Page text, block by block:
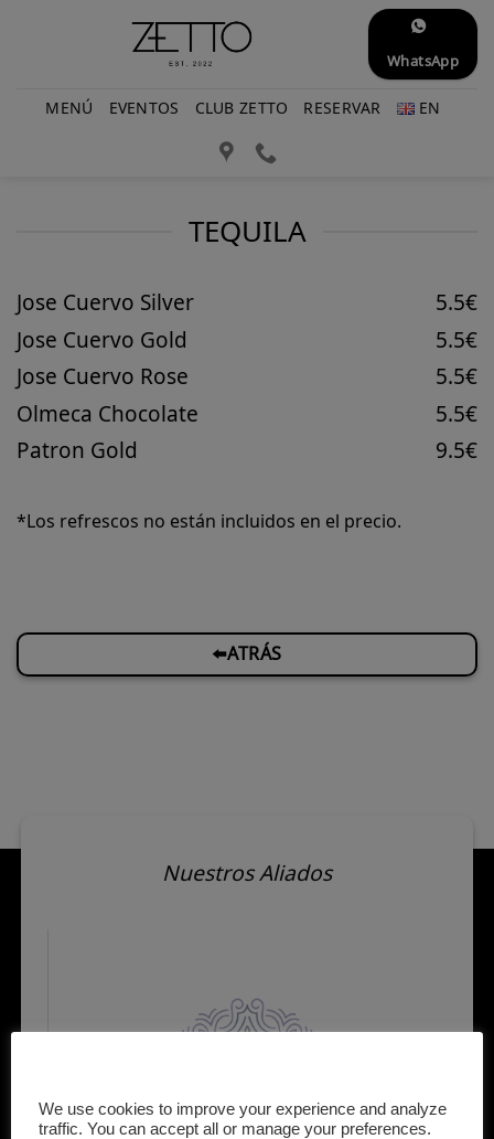
WhatsApp
MENÚ EVENTOS CLUB ZETTO RESERVAR EN
TEQUILA
Jose Cuervo Silver
Jose Cuervo Gold
Jose Cuervo Rose
Olmeca Chocolate
Patron Gold
5.5€
5.5€
5.5€
5.5€
9.5€
*Los refrescos no están incluidos en el precio.
⬅️ATRÁS
Nuestros Aliados
We use cookies to improve your experience and analyze
traffic. You can accept all or manage your preferences.